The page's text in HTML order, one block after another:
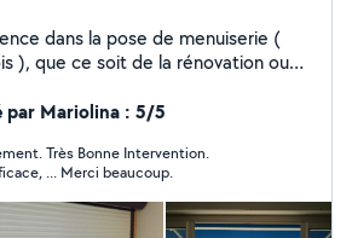
dans la pose de menuiserie (
), que ce soit de la rénovation ou
à me contacter.
par Mariolina : 5/5
Très Bonne Intervention.
Compétent, rapide, efficace, ... Merci beaucoup.